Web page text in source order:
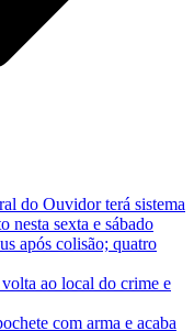
do Ouvidor terá sistema
nesta sexta e sábado
após colisão; quatro
ao local do crime e
com arma e acaba